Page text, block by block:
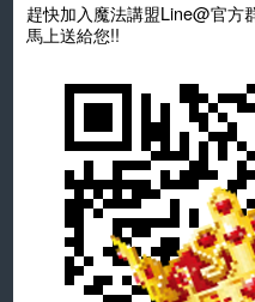
趕快加入魔法講盟Line@官方
馬上送給您!!